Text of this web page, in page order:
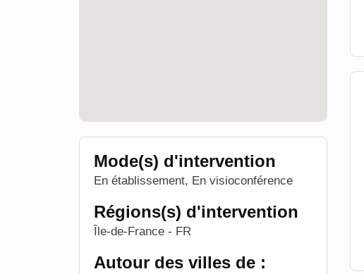
Mode(s) d'intervention
En établissement, En visioconférence
Régions(s) d'intervention
Île-de-France - FR
Autour des villes de :